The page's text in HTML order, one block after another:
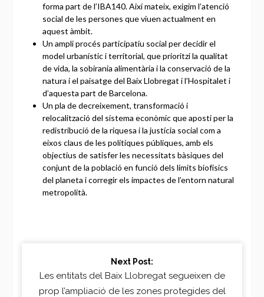
forma part de l’IBA140. Així mateix, exigim l’atenció
social de les persones que viuen actualment en
aquest àmbit.
Un ampli procés participatiu social per decidir el
model urbanístic i territorial, que prioritzi la qualitat
de vida, la sobirania alimentària i la conservació de la
natura i el paisatge del Baix Llobregat i l’Hospitalet i
d’aquesta part de Barcelona.
Un pla de decreixement, transformació i
relocalització del sistema econòmic que aposti per la
redistribució de la riquesa i la justícia social com a
eixos claus de les polítiques públiques, amb els
objectius de satisfer les necessitats bàsiques del
conjunt de la població en funció dels límits biofísics
del planeta i corregir els impactes de l’entorn natural
metropolità.
Reading
Next Post:
Les entitats del Baix Llobregat segueixen de
prop l’ampliació de les zones protegides del